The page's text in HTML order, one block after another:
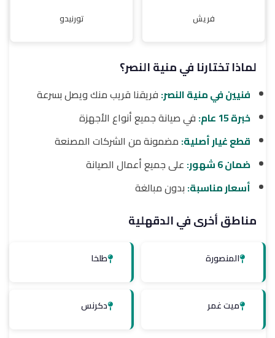
فريش تورنيدو
لماذا تختارنا في منية النصر؟
فنيين في منية النصر: فريقنا قريب منك ويصل بسرعة
خبرة 15 عام:
في صيانة جميع أنواع الأجهزة
قطع غيار أصلية: مضمونة من الشركات المصنعة
ضمان 6 شهور:
على جميع أعمال الصيانة
أسعار مناسبة: بدون مبالغة
مناطق أخرى في الدقهلية
المنصورة طلخا
ميت غمر دكرنس